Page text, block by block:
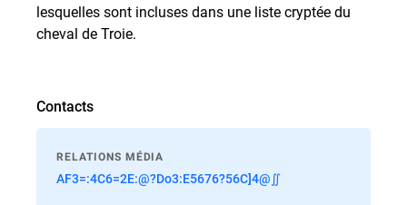
lesquelles sont incluses dans une liste cryptée du
cheval de Troie.
Contacts
RELATIONS MÉDIA
AF3=:4C6=2E:@?Do3:E5676?56C]4@∬